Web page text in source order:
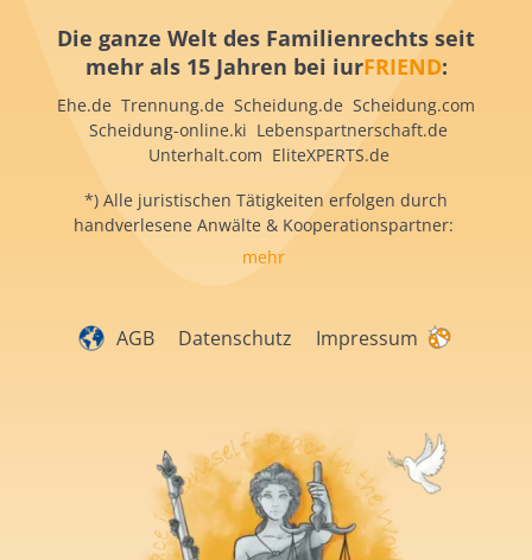
Die ganze Welt des Familienrechts seit
mehr als 15 Jahren bei iurFRIEND:
Ehe.de Trennung.de Scheidung.de Scheidung.com
Scheidung-online.ki Lebenspartnerschaft.de
Unterhalt.com EliteXPERTS.de
*) Alle juristischen Tätigkeiten erfolgen durch
handverlesene Anwälte & Kooperationspartner:
mehr
AGB Datenschutz Impressum